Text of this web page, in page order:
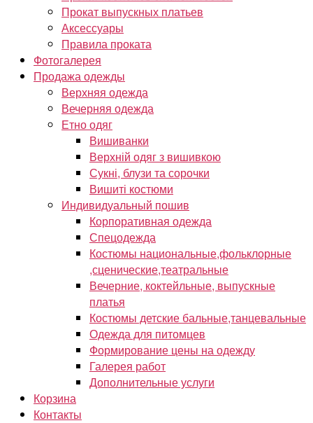
Прокат выпускных платьев
Аксессуары
Правила проката
Фотогалерея
Продажа одежды
Верхняя одежда
Вечерняя одежда
Етно одяг
Вишиванки
Верхній одяг з вишивкою
Сукні, блузи та сорочки
Вишиті костюми
Индивидуальный пошив
Корпоративная одежда
Спецодежда
Костюмы национальные,фольклорные
,сценические,театральные
Вечерние, коктейльные, выпускные
платья
Костюмы детские бальные,танцевальные
Одежда для питомцев
Формирование цены на одежду
Галерея работ
Дополнительные услуги
Корзина
Контакты